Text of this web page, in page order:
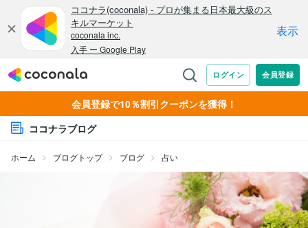
会員登録で10％割引クーポンを獲得！
ココナラブログ
ホーム ブログトップ ブログ 占い